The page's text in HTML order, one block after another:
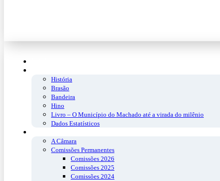
História
Brasão
Bandeira
Hino
Livro – O Município do Machado até a virada do milênio
Dados Estatísticos
A Câmara
Comissões Permanentes
Comissões 2026
Comissões 2025
Comissões 2024